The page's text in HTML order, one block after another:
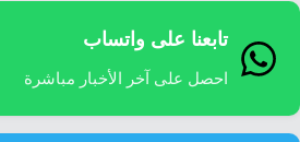
تابعنا على واتساب
احصل على آخر الأخبار مباشرة